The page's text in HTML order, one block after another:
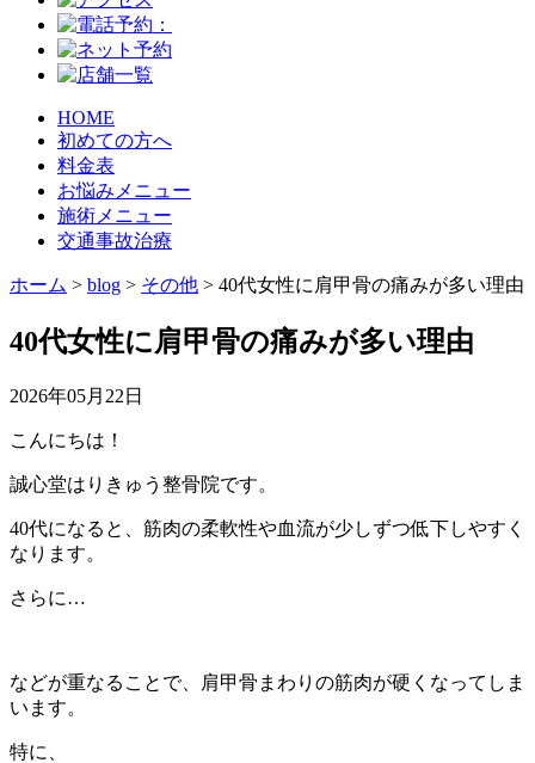
HOME
初めての方へ
料金表
お悩みメニュー
施術メニュー
交通事故治療
ホーム > blog > その他 > 40代女性に肩甲骨の痛みが多い理由
40代女性に肩甲骨の痛みが多い理由
2026年05月22日
こんにちは！
誠心堂はりきゅう整骨院です。
40代になると、筋肉の柔軟性や血流が少しずつ低下しやすく
なります。
さらに…
などが重なることで、肩甲骨まわりの筋肉が硬くなってしま
います。
特に、